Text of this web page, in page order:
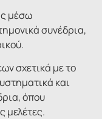
μέσω
συνέδρια,
σχετικά με το
και
όπου
μελέτες.